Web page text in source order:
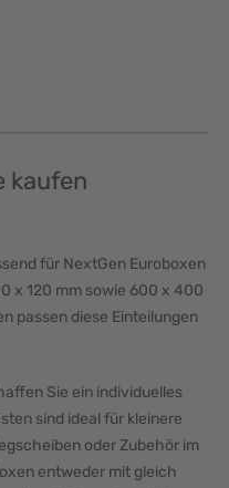
kaufen
für NextGen Euroboxen
x 120 mm sowie 600 x 400
passen diese Einteilungen
Sie ein individuelles
sind ideal für kleinere
oder Zubehör im
entweder mit gleich